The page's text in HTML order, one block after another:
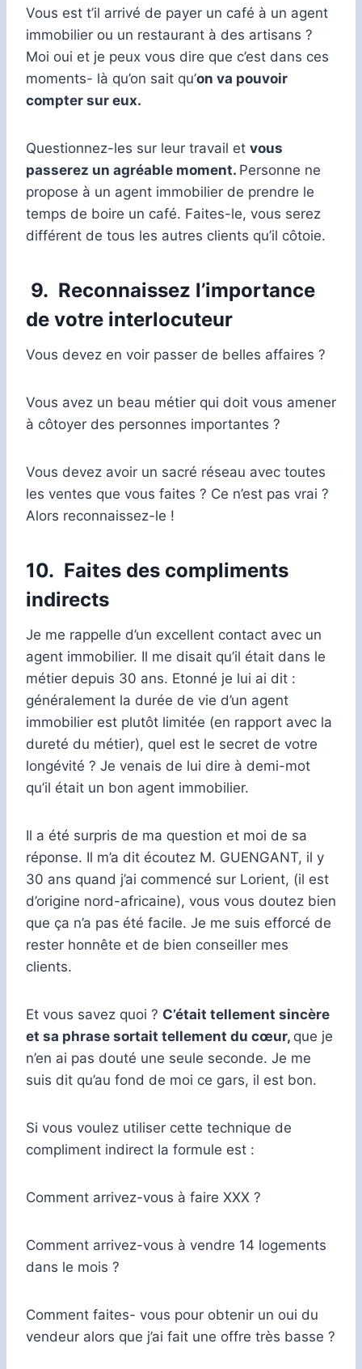
Vous est t’il arrivé de payer un café à un agent
immobilier ou un restaurant à des artisans ?
Moi oui et je peux vous dire que c’est dans ces
moments- là qu’on sait qu’on va pouvoir
compter sur eux.
Questionnez-les sur leur travail et vous
passerez un agréable moment. Personne ne
propose à un agent immobilier de prendre le
temps de boire un café. Faites-le, vous serez
différent de tous les autres clients qu’il côtoie.
9. Reconnaissez l’importance
de votre interlocuteur
Vous devez en voir passer de belles affaires ?
Vous avez un beau métier qui doit vous amener
à côtoyer des personnes importantes ?
Vous devez avoir un sacré réseau avec toutes
les ventes que vous faites ? Ce n’est pas vrai ?
Alors reconnaissez-le !
10. Faites des compliments
indirects
Je me rappelle d’un excellent contact avec un
agent immobilier. Il me disait qu’il était dans le
métier depuis 30 ans. Etonné je lui ai dit :
généralement la durée de vie d’un agent
immobilier est plutôt limitée (en rapport avec la
dureté du métier), quel est le secret de votre
longévité ? Je venais de lui dire à demi-mot
qu’il était un bon agent immobilier.
Il a été surpris de ma question et moi de sa
réponse. Il m’a dit écoutez M. GUENGANT, il y
30 ans quand j’ai commencé sur Lorient, (il est
d’origine nord-africaine), vous vous doutez bien
que ça n’a pas été facile. Je me suis efforcé de
rester honnête et de bien conseiller mes
clients.
Et vous savez quoi ? C’était tellement sincère
et sa phrase sortait tellement du cœur, que je
n’en ai pas douté une seule seconde. Je me
suis dit qu’au fond de moi ce gars, il est bon.
Si vous voulez utiliser cette technique de
compliment indirect la formule est :
Comment arrivez-vous à faire XXX ?
Comment arrivez-vous à vendre 14 logements
dans le mois ?
Comment faites- vous pour obtenir un oui du
vendeur alors que j’ai fait une offre très basse ?